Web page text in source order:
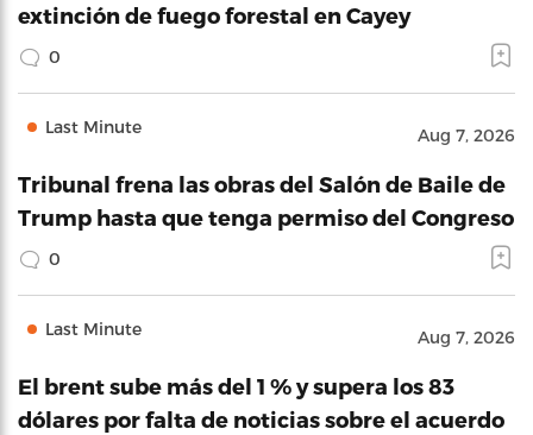
extinción de fuego forestal en Cayey
0
Last Minute Aug 7, 2026
Tribunal frena las obras del Salón de Baile de
Trump hasta que tenga permiso del Congreso
0
Last Minute Aug 7, 2026
El brent sube más del 1 % y supera los 83
dólares por falta de noticias sobre el acuerdo